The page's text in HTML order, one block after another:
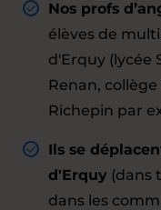
Nos profs
élèves de
d'Erquy (lycée
Renan,
Richepin par
Ils se
d'Erquy (dans
dans les